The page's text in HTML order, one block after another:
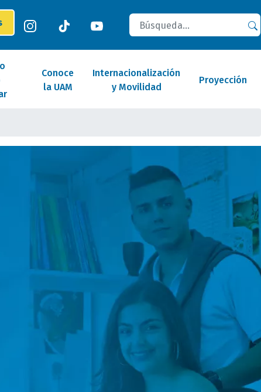
Buscar
Conoce
la UAM
Internacionalización
y Movilidad
Proyección